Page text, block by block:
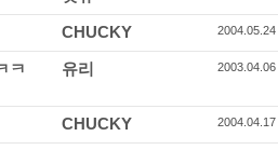
CHUCKY 2004.05.24
ㅋ
유리 2003.04.06
CHUCKY 2004.04.17